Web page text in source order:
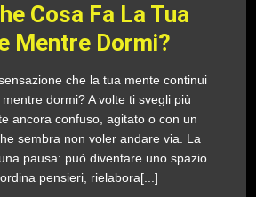
Cosa Fa La Tua
Mentre Dormi?
che la tua mente continui
dormi? A volte ti svegli più
ancora confuso, agitato o con un
sembra non voler andare via. La
pausa: può diventare uno spazio
pensieri, rielabora[...]